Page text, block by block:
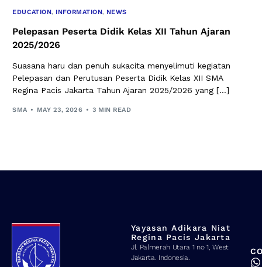
EDUCATION, INFORMATION, NEWS
Pelepasan Peserta Didik Kelas XII Tahun Ajaran
2025/2026
Suasana haru dan penuh sukacita menyelimuti kegiatan
Pelepasan dan Perutusan Peserta Didik Kelas XII SMA
Regina Pacis Jakarta Tahun Ajaran 2025/2026 yang […]
SMA MAY 23, 2026 3 MIN READ
Yayasan Adikara Niat
Regina Pacis Jakarta
Jl. Palmerah Utara 1 no 1, West
Jakarta. Indonesia.